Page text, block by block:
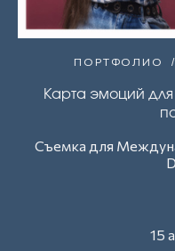
ПОРТФОЛИО
Карта эмоций для
Съемка для
15